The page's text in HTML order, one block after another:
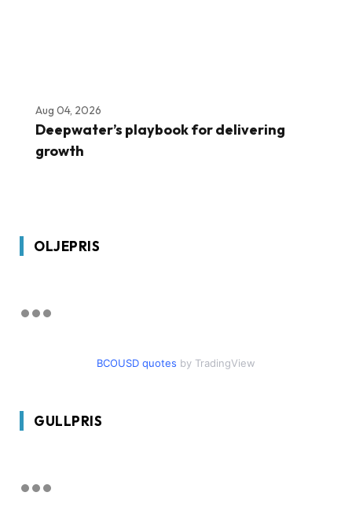
Aug 04, 2026
Deepwater’s playbook for delivering
growth
OLJEPRIS
BCOUSD quotes by TradingView
GULLPRIS